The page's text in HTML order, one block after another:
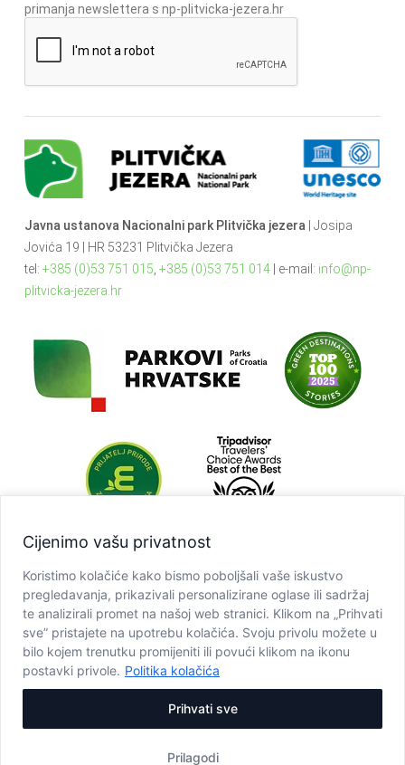
Cijenimo vašu privatnost
Koristimo kolačiće kako bismo poboljšali vaše iskustvo
pregledavanja, prikazivali personalizirane oglase ili sadržaj
te analizirali promet na našoj web stranici. Klikom na „Prihvati
sve” pristajete na upotrebu kolačića. Svoju privolu možete u
bilo kojem trenutku promijeniti ili povući klikom na ikonu
postavki privole. Politika kolačića
Prilagodi
Prihvati sve
primanja newslettera s np-plitvicka-jezera.hr
Javna ustanova Nacionalni park Plitvička jezera | Josipa
Jovića 19 | HR 53231 Plitvička Jezera
tel: +385 (0)53 751 015 +385 (0)53 751 014| e-mail: info@np-
plitvicka-jezera.hr
Copyright © JU NP Plitvička jezera, 2025.